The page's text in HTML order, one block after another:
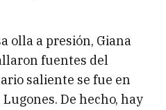
olla a presión, Giana
fuentes del
saliente se fue en
De hecho, hay